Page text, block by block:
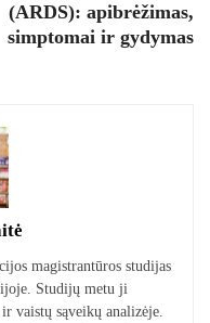
(ARDS): apibrėžimas,
simptomai ir gydymas
magistrantūros studijas
Studijų metu ji
vaistų sąveikų analizėje.